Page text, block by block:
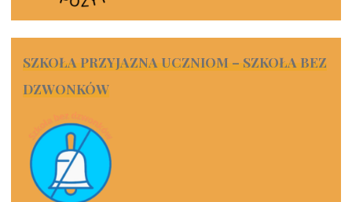
SZKOŁA PRZYJAZNA UCZNIOM – SZKOŁA BEZ
DZWONKÓW